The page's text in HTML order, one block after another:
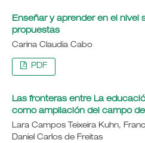
Enseñar y aprender en el nivel
propuestas
Carina Claudia Cabo
PDF
Las fronteras entre La
como ampliación del campo
Lara Campos Teixeira Kuhn,
Daniel Carlos de Freitas